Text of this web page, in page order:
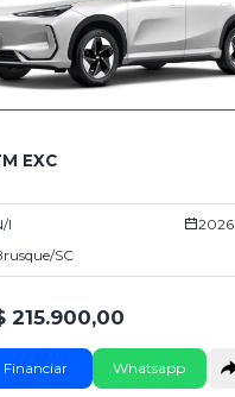
EXC
I
2026
SC
215.900,00
Financiar Whatsapp